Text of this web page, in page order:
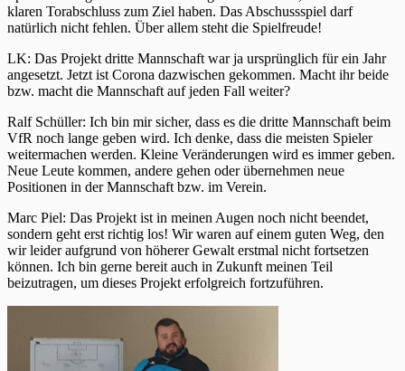
klaren Torabschluss zum Ziel haben. Das Abschussspiel darf
natürlich nicht fehlen. Über allem steht die Spielfreude!
LK: Das Projekt dritte Mannschaft war ja ursprünglich für ein Jahr
angesetzt. Jetzt ist Corona dazwischen gekommen. Macht ihr beide
bzw. macht die Mannschaft auf jeden Fall weiter?
Ralf Schüller: Ich bin mir sicher, dass es die dritte Mannschaft beim
VfR noch lange geben wird. Ich denke, dass die meisten Spieler
weitermachen werden. Kleine Veränderungen wird es immer geben.
Neue Leute kommen, andere gehen oder übernehmen neue
Positionen in der Mannschaft bzw. im Verein.
Marc Piel: Das Projekt ist in meinen Augen noch nicht beendet,
sondern geht erst richtig los! Wir waren auf einem guten Weg, den
wir leider aufgrund von höherer Gewalt erstmal nicht fortsetzen
können. Ich bin gerne bereit auch in Zukunft meinen Teil
beizutragen, um dieses Projekt erfolgreich fortzuführen.